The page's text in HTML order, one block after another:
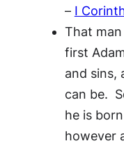
– I
That
first
and sins,
can be.
he is
however